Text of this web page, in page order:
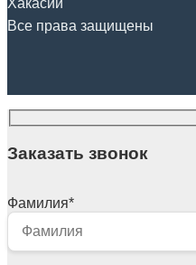
Все права защищены
Заказать звонок
Фамилия*